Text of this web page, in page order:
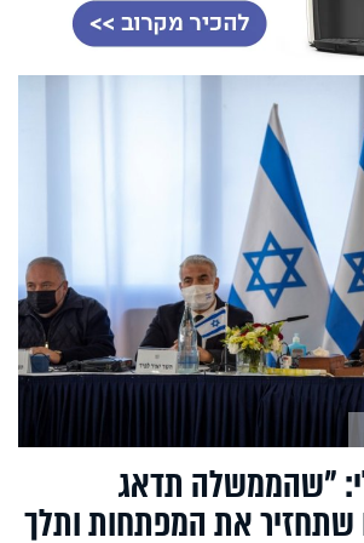
"שהממשלה תדאג
שתחזיר את המפתחות ותלך